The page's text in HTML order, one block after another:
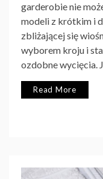
garderobie nie
modeli z krótkim i
zbliżającej się
wyborem kroju i
ozdobne wycięcia.
Read More